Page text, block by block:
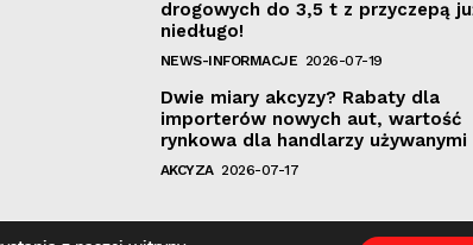
drogowych do 3,5 t z przyczepą
niedługo!
NEWS-INFORMACJE 2026-07-19
Dwie miary akcyzy? Rabaty dla
importerów nowych aut, wartość
rynkowa dla handlarzy używanymi
AKCYZA 2026-07-17